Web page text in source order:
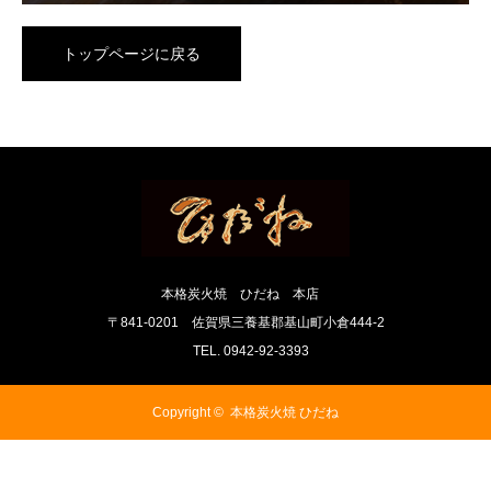
トップページに戻る
本格炭火焼 ひだね 本店
〒841-0201 佐賀県三養基郡基山町小倉444-2
TEL. 0942-92-3393
Copyright © 本格炭火焼 ひだね